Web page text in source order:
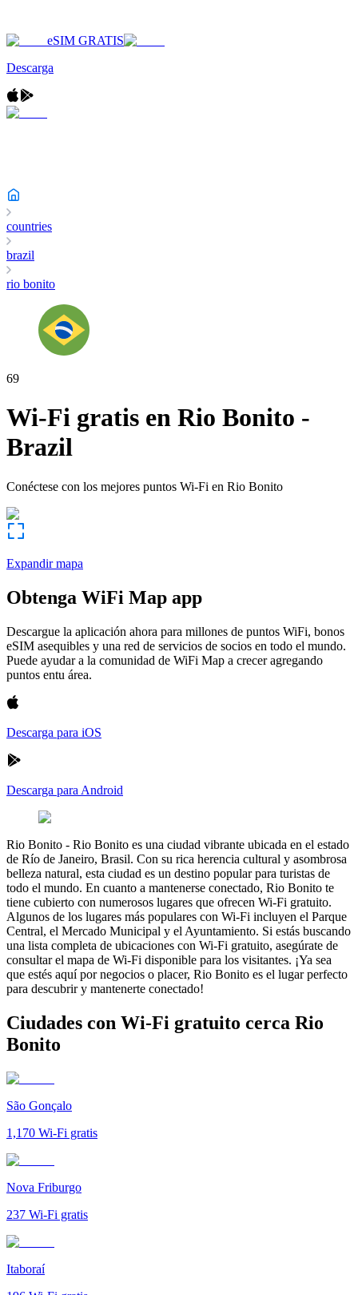
eSIM GRATIS
Descarga
countries
brazil
rio bonito
69
Wi-Fi gratis en Rio Bonito -
Brazil
Conéctese con los mejores puntos Wi-Fi en Rio Bonito
Expandir mapa
Obtenga WiFi Map app
Descargue la aplicación ahora para millones de puntos WiFi, bonos
eSIM asequibles y una red de servicios de socios en todo el mundo.
Puede ayudar a la comunidad de WiFi Map a crecer agregando
puntos entu área.
Descarga para iOS
Descarga para Android
Rio Bonito - Rio Bonito es una ciudad vibrante ubicada en el estado
de Río de Janeiro, Brasil. Con su rica herencia cultural y asombrosa
belleza natural, esta ciudad es un destino popular para turistas de
todo el mundo. En cuanto a mantenerse conectado, Rio Bonito te
tiene cubierto con numerosos lugares que ofrecen Wi-Fi gratuito.
Algunos de los lugares más populares con Wi-Fi incluyen el Parque
Central, el Mercado Municipal y el Ayuntamiento. Si estás buscando
una lista completa de ubicaciones con Wi-Fi gratuito, asegúrate de
consultar el mapa de Wi-Fi disponible para los visitantes. ¡Ya sea
que estés aquí por negocios o placer, Rio Bonito es el lugar perfecto
para descubrir y mantenerte conectado!
Ciudades con Wi-Fi gratuito cerca Rio
Bonito
São Gonçalo
1,170 Wi-Fi gratis
Nova Friburgo
237 Wi-Fi gratis
Itaboraí